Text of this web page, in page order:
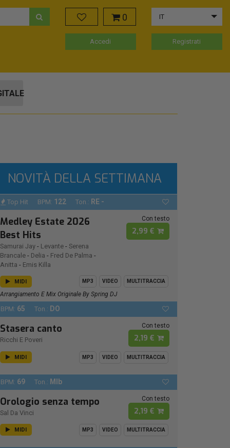
0 IT
Accedi Registrati
NOVITÀ DELLA SETTIMANA
Top Hit BPM: 122 Ton.: RE -
Medley Estate 2026
Best Hits
Samurai Jay - Levante - Serena
Brancale - Delia - Fred De Palma -
Anitta - Emis Killa
Con testo
2,99 €
MIDI MP3 VIDEO MULTITRACCIA
Arrangiamento E Mix Originale By Spring DJ
BPM: 65 Ton.: DO
Stasera canto
Ricchi E Poveri
Con testo
2,19 €
MIDI MP3 VIDEO MULTITRACCIA
BPM: 69 Ton.: MIb
Orologio senza tempo
Sal Da Vinci
Con testo
2,19 €
MIDI MP3 VIDEO MULTITRACCIA